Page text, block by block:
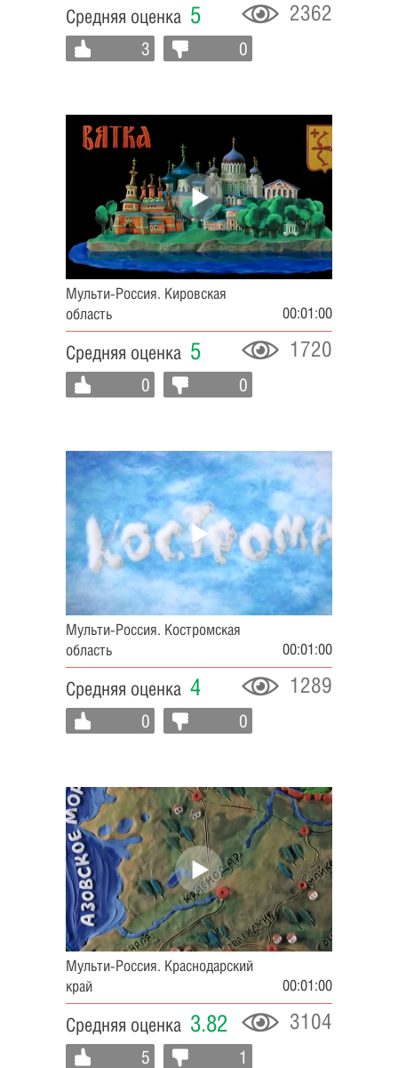
Средняя оценка 5 2362
3 0
Мульти-Россия. Кировская
область
00:01:00
Средняя оценка 5 1720
0 0
Мульти-Россия. Костромская
область
00:01:00
Средняя оценка 4 1289
0 0
Мульти-Россия. Краснодарский
край
00:01:00
Средняя оценка 3.82 3104
5 1